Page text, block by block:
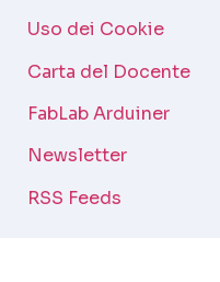
Uso dei Cookie
Carta del Docente
FabLab Arduiner
Newsletter
RSS Feeds